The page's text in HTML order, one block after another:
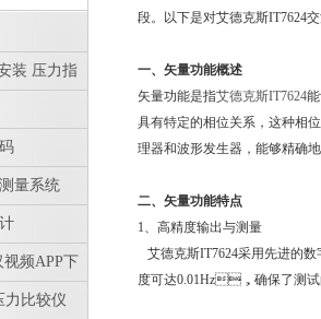
装 压力指
量系统
频APP下
力比较仪
段。以下是对艾德克斯IT7624
一、矢量功能概述
矢量功能是指艾德克斯IT7624能
具有特定的相位关系，这种
理器和波形发生器，能够精确
二、矢量功能特点
1、高精度输出与测量
艾德克斯IT7624采用先进的数字
度可达0.01Hz，确保了测试的